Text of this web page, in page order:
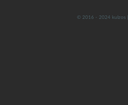
© 2016 - 2024 kulzos |